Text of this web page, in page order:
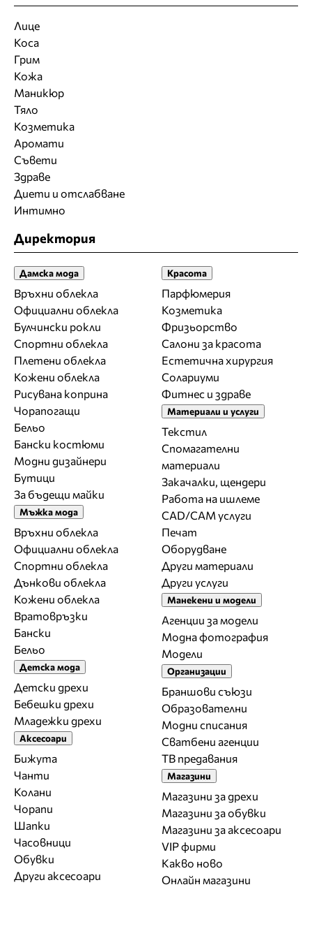
Лице
Коса
Грим
Кожа
Маникюр
Тяло
Козметика
Аромати
Съвети
Здраве
Диети и отслабване
Интимно
Директория
Дамска мода
Връхни облекла
Официални облекла
Булчински рокли
Спортни облекла
Плетени облекла
Кожени облекла
Рисувана коприна
Чорапогащи
Бельо
Бански костюми
Модни дизайнери
Бутици
За бъдещи майки
Мъжка мода
Връхни облекла
Официални облекла
Спортни облекла
Дънкови облекла
Кожени облекла
Вратовръзки
Бански
Бельо
Детска мода
Детски дрехи
Бебешки дрехи
Младежки дрехи
Аксесоари
Бижута
Чанти
Колани
Чорапи
Шапки
Часовници
Обувки
Други аксесоари
Красота
Парфюмерия
Козметика
Фризьорство
Салони за красота
Естетична хирургия
Солариуми
Фитнес и здраве
Материали и услуги
Текстил
Спомагателни
материали
Закачалки, щендери
Работа на ишлеме
CAD/CAM услуги
Печат
Оборудване
Други материали
Други услуги
Манекени и модели
Агенции за модели
Модна фотография
Модели
Организации
Браншови съюзи
Образователни
Модни списания
Сватбени агенции
ТВ предавания
Магазини
Магазини за дрехи
Магазини за обувки
Магазини за aксесоари
VIP фирми
Какво ново
Онлайн магазини